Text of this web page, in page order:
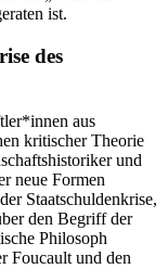
ist.
des
aus
kritischer Theorie
und
neue Formen
Staatschuldenkrise,
den Begriff der
Philosoph
Foucault und den